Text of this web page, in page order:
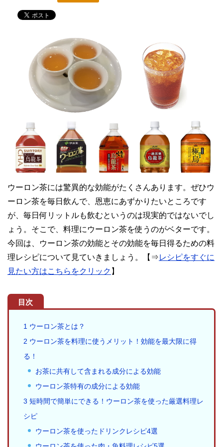
ウーロン茶には驚異的な効能がたくさんあります。ぜひウ
ーロン茶を毎日飲んで、恩恵にあずかりたいところです
が、毎日何リットルも飲むというのは現実的ではないでし
ょう。そこで、料理にウーロン茶を使うのがベターです。
今回は、ウーロン茶の効能とその効能を毎日得るための料
理レシピについて見ていきましょう。【⇒レシピをすぐに
見たい方はこちらをクリック 】
目次
1 ウーロン茶とは？
2 ウーロン茶を料理に使うメリット！効能を最大限に得
る！
お茶に共有して含まれる成分による効能
ウーロン茶特有の成分による効能
3 短時間で簡単にできる！ウーロン茶を使った厳選料理レ
シピ
ウーロン茶を使ったドリンクレシピ4選